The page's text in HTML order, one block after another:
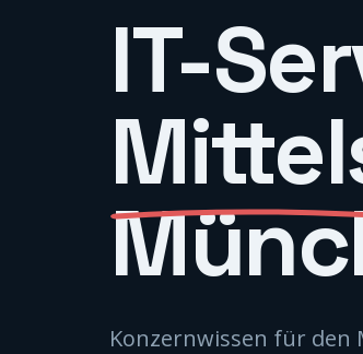
IT-
Konzernwissen für